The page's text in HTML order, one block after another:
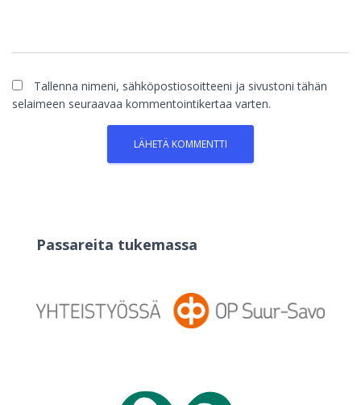
Tallenna nimeni, sähköpostiosoitteeni ja sivustoni tähän
selaimeen seuraavaa kommentointikertaa varten.
Passareita tukemassa